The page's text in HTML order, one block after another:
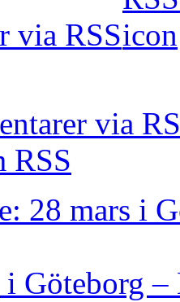
via RSS
via
RSS
28 mars i
i Göteborg